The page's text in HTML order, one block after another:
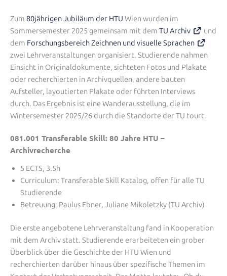
Zum 80jährigen Jubiläum der HTU Wien wurden im
Sommersemester 2025 gemeinsam mit dem TU Archiv
und
dem Forschungsbereich Zeichnen und visuelle Sprachen
zwei Lehrveranstaltungen organisiert. Studierende nahmen
Einsicht in Originaldokumente, sichteten Fotos und Plakate
oder recherchierten in Archivquellen, andere bauten
Aufsteller, layoutierten Plakate oder führten Interviews
durch. Das Ergebnis ist eine Wanderausstellung, die im
Wintersemester 2025/26 durch die Standorte der TU tourt.
081.001 Transferable Skill: 80 Jahre HTU –
Archivrecherche
5 ECTS, 3.5h
Curriculum: Transferable Skill Katalog, offen für alle TU
Studierende
Betreuung: Paulus Ebner, Juliane Mikoletzky (TU Archiv)
Die erste angebotene Lehrveranstaltung fand in Kooperation
mit dem Archiv statt. Studierende erarbeiteten ein grober
Überblick über die Geschichte der HTU Wien und
recherchierten darüber hinaus über spezifische Themen im